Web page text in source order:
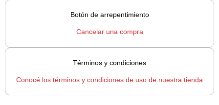
Botón de arrepentimiento
Cancelar una compra
Términos y condiciones
Conocé los términos y condiciones de uso de nuestra tienda